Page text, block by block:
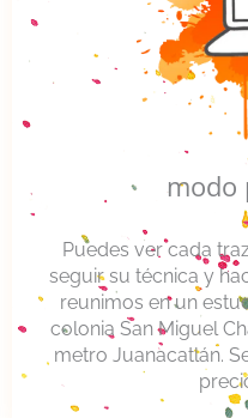
modo
Puedes ver cada
seguir su técnica y
reunimos en un
colonia San Miguel
metro Juanacatlán.